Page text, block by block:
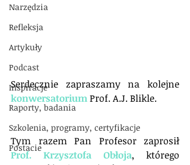
Narzędzia
Refleksja
Artykuły
Podcast
Inspiracje
Raporty, badania
Szkolenia, programy, certyfikacje
Postacie
konwersatorium Prof. A.J. Blikle.
Tym razem Pan Profesor zaprosił
Prof. Krzysztofa Obłoja, którego